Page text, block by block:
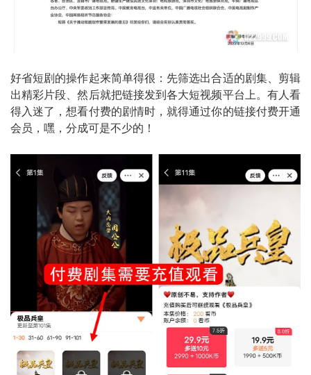
好省短剧的操作起来简单得很：先筛选出合适的剧集、剪辑
出精彩片段、然后就把链接发到各大短视频平台上。有人看
得入迷了，想看付费的剧情时，就得通过你的链接付费开通
会员，嘿，分成可是不少的！